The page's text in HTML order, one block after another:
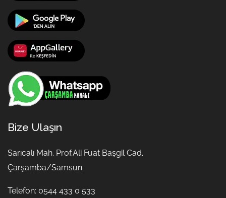
Bize Ulaşın
Sarıcalı Mah. Prof.Ali Fuat Başgil Cad.
Çarşamba/Samsun
Telefon: 0544 433 0 533